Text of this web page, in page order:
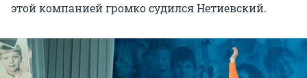
этой компанией громко судился Нетиевский.